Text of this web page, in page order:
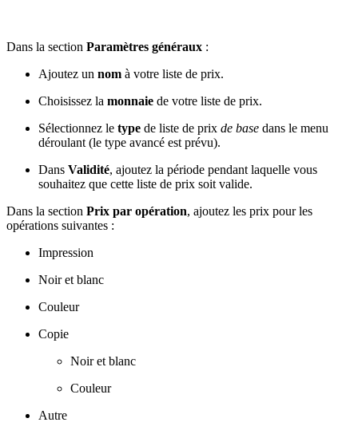
Dans la section Paramètres généraux :
Ajoutez un nom à votre liste de prix.
Choisissez la monnaie de votre liste de prix.
Sélectionnez le type de liste de prix de base dans le menu
déroulant (le type avancé est prévu).
Dans Validité, ajoutez la période pendant laquelle vous
souhaitez que cette liste de prix soit valide.
Dans la section Prix par opération, ajoutez les prix pour les
opérations suivantes :
Impression
Noir et blanc
Couleur
Copie
Noir et blanc
Couleur
Autre